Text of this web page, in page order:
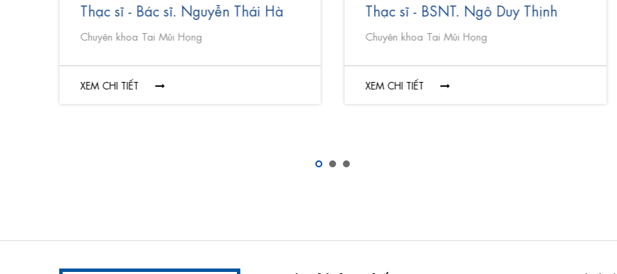
Thạc sĩ - Bác sĩ. Nguyễn Thái Hà
Chuyên khoa Tai Mũi Họng
XEM CHI TIẾT
Thạc sĩ - BSNT. Ngô Duy Thịnh
Chuyên khoa Tai Mũi Họng
XEM CHI TIẾT